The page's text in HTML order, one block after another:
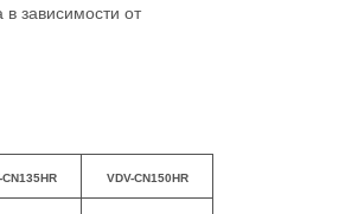
зависимости от
CN135HR VDV-CN150HR